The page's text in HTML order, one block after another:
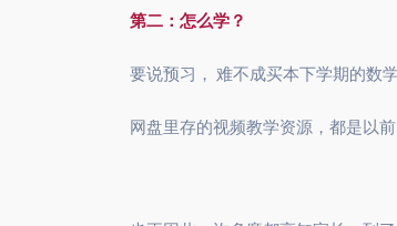
第二：怎么学？
要说预习， 难不成买本下学期的数
网盘里存的视频教学资源，都是以